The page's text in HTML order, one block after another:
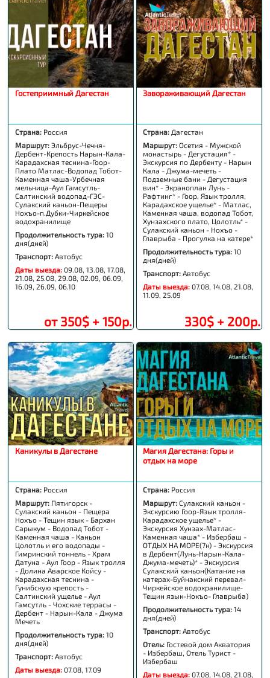
Гостеприимный Дагестан
Страна: Россия
Маршрут: Эльбрус-Чечня-
Дербент-Крепость Нарын-Кала-
Карадахская теснина-Гоор-
Плато Матлас-Водопад Тобот-
Каменная чаша-Урбечная
мельница-Аул Гамсутль-
Салтинский водопад-ГЭС-
Сулакский каньон-Пещеры
Нохъо-п.Дубки-Чиркейское
водохранилище
Продолжительность тура: 10
дня(дней)
Транспорт: Автобус
Даты выезда: 09.08, 13.08, 17.08,
21.08, 25.08, 29.08, 02.09, 06.09,
16.09, 26.09, 06.10
от 350$ + 150р.
Завораживающий Дагестан
Страна: Дагестан
Маршрут:Осетия - Мужской
монастырь - Дегустация* -
Экскурсия по Дербенту - Нарын
Кала - Джума-мечеть -
Подземные бани - Дегустация
вин* - Экраноплан Лунь -
Рафтинг* - Гоор, Язык тролля,
Карадахское ущелье* - Матлас,
Каменная чаша, водопад Тобот,
Хунзахского плато, Цолотль* -
Сулакский каньон - Нохъо -
Главрыба - Прогулка на катере*
Продолжительность тура:10
дня(дней)
Транспорт:Автобус
Даты выезда:07.08, 14.08, 21.08,
11.09, 25.09
330$ + 200р.
Каникулы в Дагестане
Страна: Россия
Маршрут: Пятигорск -
Сулакский каньон - Пещера
Нохъо - Тещин язык - Бархан
Сарыкум - Водопад Тобот -
Каменная чаша - Каньон
Цолотль и его водопады -
Гимринский тоннель - Храм
Датуна - Аул Гоор - Язык тролля
- Долина Аварское Койсу -
Карадахская теснина -
Гунибскую крепость -
Салтинский ущелье - Аул
Гамсутль - Чохские террасы -
Дербент - Нарын-Кала - Джума
Мечеть
Продолжительность тура: 10
дня(дней)
Транспорт: Автобус
Даты выезда: 07.08, 17.09
Магия Дагестана: Горы и
отдых на море
Страна: Россия
Маршрут:Сулакский каньон -
Экскурсию Гоор-Язык тролля-
Карадахское ущелье* -
Экскурсия Хунзах-Матлас-
Каменная чаша* - Избербаш -
ОТДЫХ НА МОРЕ(7н) - Экскурсия
в Дербент(Лунь-Нарын-Кала-
Джума-мечеть)* - Экскурсия
Сулакский каньон(Катание на
катерах-Буйнакский перевал-
Чиркейское водохранилище-
Тещин язык-Нокъо- Главрыба)
Продолжительность тура:14
дня(дней)
Транспорт:Автобус
Отель: Гостевой дом Акватория
- Избербаш, Отель Турист -
Избербаш
Даты выезда:07.08, 14.08, 21.08,